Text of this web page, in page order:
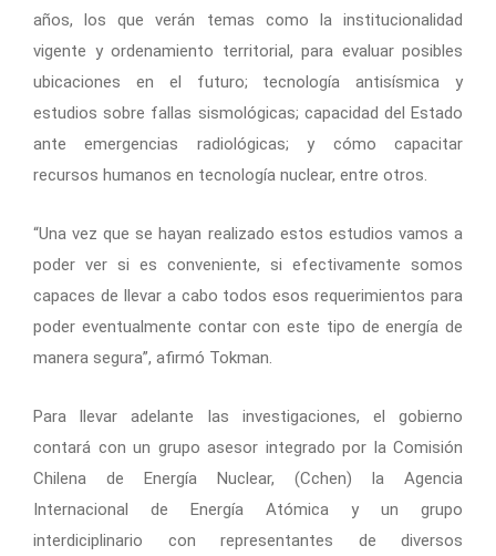
años, los que verán temas como la institucionalidad
vigente y ordenamiento territorial, para evaluar posibles
ubicaciones en el futuro; tecnología antisísmica y
estudios sobre fallas sismológicas; capacidad del Estado
ante emergencias radiológicas; y cómo capacitar
recursos humanos en tecnología nuclear, entre otros.
“Una vez que se hayan realizado estos estudios vamos a
poder ver si es conveniente, si efectivamente somos
capaces de llevar a cabo todos esos requerimientos para
poder eventualmente contar con este tipo de energía de
manera segura”, afirmó Tokman.
Para llevar adelante las investigaciones, el gobierno
contará con un grupo asesor integrado por la Comisión
Chilena de Energía Nuclear, (Cchen) la Agencia
Internacional de Energía Atómica y un grupo
interdiciplinario con representantes de diversos